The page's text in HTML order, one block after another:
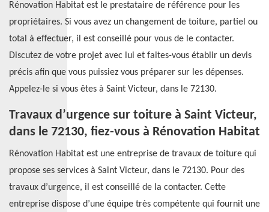
Rénovation Habitat est le prestataire de référence pour les
propriétaires. Si vous avez un changement de toiture, partiel ou
total à effectuer, il est conseillé pour vous de le contacter.
Discutez de votre projet avec lui et faites-vous établir un devis
précis afin que vous puissiez vous préparer sur les dépenses.
Appelez-le si vous êtes à Saint Victeur, dans le 72130.
Travaux d’urgence sur toiture à Saint Victeur,
dans le 72130, fiez-vous à Rénovation Habitat
Rénovation Habitat est une entreprise de travaux de toiture qui
propose ses services à Saint Victeur, dans le 72130. Pour des
travaux d’urgence, il est conseillé de la contacter. Cette
entreprise dispose d’une équipe très compétente qui fournit une